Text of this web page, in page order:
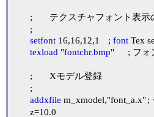
setfont
16,16,12,1	; font Tex
texload "fontchr.bmp"	; フォントテクスチャの登録
addxfile m_xmodel,"font_a.x"	; モデルを読み込む